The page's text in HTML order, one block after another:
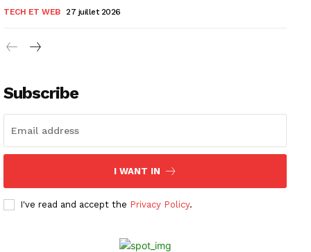
TECH ET WEB 27 juillet 2026
Subscribe
I WANT IN
I've read and accept the Privacy Policy.